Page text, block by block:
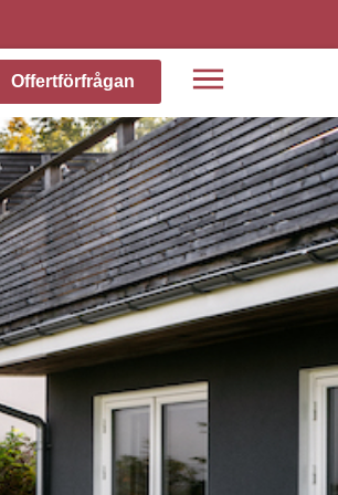
Offertförfrågan